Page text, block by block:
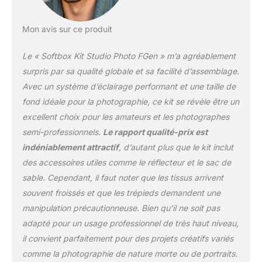
brillante lorsque vous
prenez des photos ou
des vidéos et diffusez en
direct pour répondre à
vos besoins de
luminosité. Veuillez noter
que les ampoules LED ne
peuvent pas être réglées
en luminosité et en
couleurs. Écran vert en
coton infroissable de 1,8
m x 2,8 m : Il y a trois
couleurs (vert, noir,
Par rapport à d'autres
toiles de fond en
mousseline ou en papier,
Mon avis sur ce produit
Le « Softbox Kit Studio Photo FGen » m’a agréablement
surpris par sa qualité globale et sa facilité d’assemblage.
Avec un système d’éclairage performant et une taille de
fond idéale pour la photographie, ce kit se révèle être un
excellent choix pour les amateurs et les photographes
semi-professionnels. Le rapport qualité-prix est
indéniablement attractif, d’autant plus que le kit inclut
des accessoires utiles comme le réflecteur et le sac de
sable. Cependant, il faut noter que les tissus arrivent
souvent froissés et que les trépieds demandent une
manipulation précautionneuse. Bien qu’il ne soit pas
adapté pour un usage professionnel de très haut niveau,
il convient parfaitement pour des projets créatifs variés
comme la photographie de nature morte ou de portraits.